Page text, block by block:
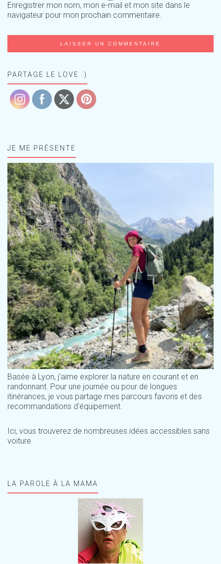
Enregistrer mon nom, mon e-mail et mon site dans le
navigateur pour mon prochain commentaire.
PARTAGE LE LOVE :)
JE ME PRÉSENTE
Basée à Lyon, j'aime explorer la nature en courant et en
randonnant. Pour une journée ou pour de longues
itinérances, je vous partage mes parcours favoris et des
recommandations d'équipement.
Ici, vous trouverez de nombreuses idées accessibles sans
voiture
LA PAROLE À LA MAMA